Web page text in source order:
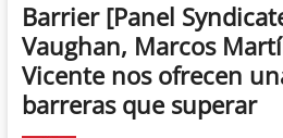
Barrier [Panel
Vaughan, Marcos
Vicente nos ofrecen
barreras que superar